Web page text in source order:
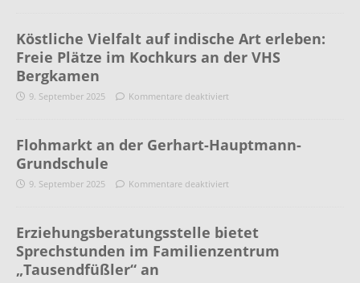
Köstliche Vielfalt auf indische Art erleben:
Freie Plätze im Kochkurs an der VHS
Bergkamen
9. September 2025 Kommentare deaktiviert
Flohmarkt an der Gerhart-Hauptmann-
Grundschule
9. September 2025 Kommentare deaktiviert
Erziehungsberatungsstelle bietet
Sprechstunden im Familienzentrum
„Tausendfüßler“ an